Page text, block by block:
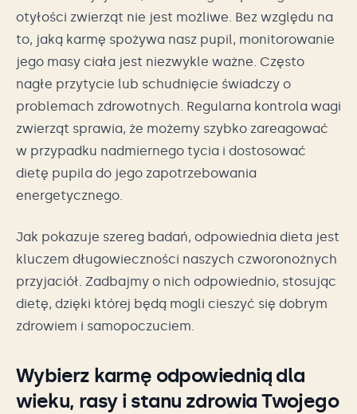
otyłości zwierząt nie jest możliwe. Bez względu na
to, jaką karmę spożywa nasz pupil, monitorowanie
jego masy ciała jest niezwykle ważne. Często
nagłe przytycie lub schudnięcie świadczy o
problemach zdrowotnych. Regularna kontrola wagi
zwierząt sprawia, że możemy szybko zareagować
w przypadku nadmiernego tycia i dostosować
dietę pupila do jego zapotrzebowania
energetycznego.
Jak pokazuje szereg badań, odpowiednia dieta jest
kluczem długowieczności naszych czworonożnych
przyjaciół. Zadbajmy o nich odpowiednio, stosując
dietę, dzięki której będą mogli cieszyć się dobrym
zdrowiem i samopoczuciem.
Wybierz karmę odpowiednią dla
wieku, rasy i stanu zdrowia Twojego